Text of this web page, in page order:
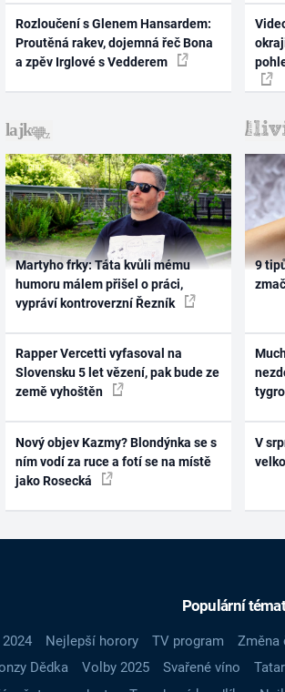
Rozloučení s Glenem Hansardem:
Proutěná rakev, dojemná řeč Bona
a zpěv Irglové s Vedderem
Martyho frky: Táta kvůli mému
humoru málem přišel o práci,
vypráví kontroverzní Řezník
Rapper Vercetti vyfasoval na
Slovensku 5 let vězení, pak bude ze
země vyhoštěn
Nový objev Kazmy? Blondýnka se s
ním vodí za ruce a fotí se na místě
jako Rosecká
9
V
Populární
Nejlepší horory TV program Změna
Dědka Volby 2025 Svařené víno